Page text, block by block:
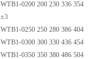
WTB1-0200 200 230 336 354
±3
WTB1-0250 250 280 386 404
WTB1-0300 300 330 436 454
WTB1-0350 350 380 486 504